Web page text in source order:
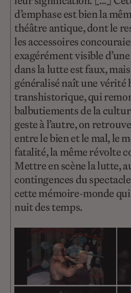
d’emphase est bien la
théâtre antique, dont le
les accessoires
exagérément visible
dans la lutte est faux,
généralisé naît une vérité
transhistorique, qui
balbutiements de la
geste à l’autre, on
entre le bien et le mal, le
fatalité, la même révolte
Mettre en scène la lutte,
contingences du
cette mémoire-monde
nuit des temps.